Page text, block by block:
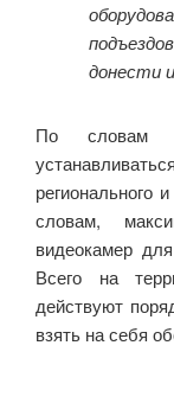
донести
По словам
регионального
словам,
видеокамер
Всего на
действуют
взять на себя